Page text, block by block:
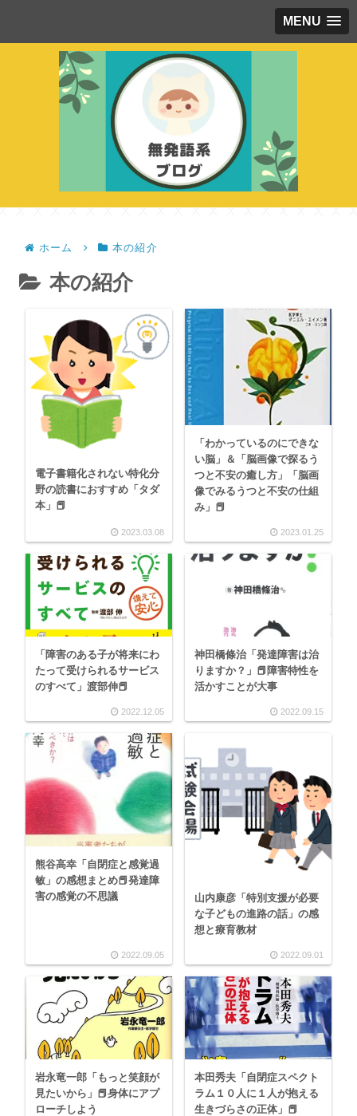
MENU
ホーム 本の紹介
本の紹介
電子書籍化されない特化分
野の読書におすすめ「タダ
本」📕
2023.03.08
「わかっているのにできな
い脳」＆「脳画像で探るう
つと不安の癒し方」「脳画
像でみるうつと不安の仕組
み」📕
2023.01.25
「障害のある子が将来にわ
たって受けられるサービス
のすべて」渡部伸📕
2022.12.05
神田橋條治「発達障害は治
りますか？」📕障害特性を
活かすことが大事
2022.09.15
熊谷高幸「自閉症と感覚過
敏」の感想まとめ📕発達障
害の感覚の不思議
2022.09.05
山内康彦「特別支援が必要
な子どもの進路の話」の感
想と療育教材
2022.09.01
岩永竜一郎「もっと笑顔が
見たいから」📕身体にアプ
ローチしよう
本田秀夫「自閉症スペクト
ラム１０人に１人が抱える
生きづらさの正体」📕